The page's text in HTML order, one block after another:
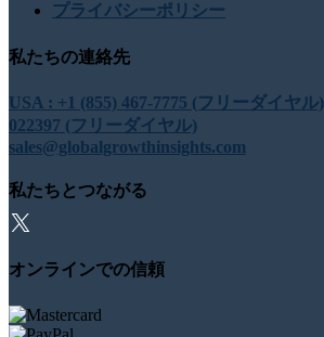
プライバシーポリシー
私たちの連絡先
USA : +1 (855) 467-7775 (フリーダイヤル)
022397 (フリーダイヤル)
sales@globalgrowthinsights.com
私たちとつながる
オンラインでの信頼